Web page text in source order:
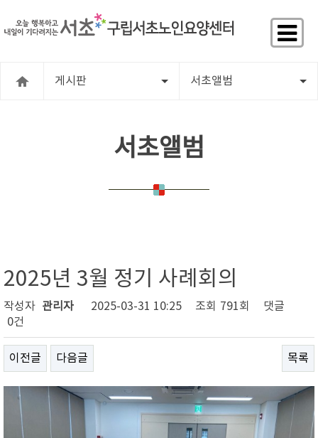
게시판 서초앨범
서초앨범
2025년 3월 정기 사례회의
작성자 관리자 2025-03-31 10:25 조회 791회
댓글
0건
이전글 다음글 목록